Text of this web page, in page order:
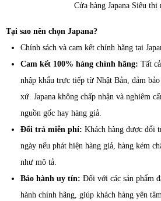
Cửa hàng Japana Siêu thị
Tại sao nên chọn Japana?
Chính sách và cam kết chính hãng tại
Cam kết 100% hàng chính hãng: Tất
nhập khẩu trực tiếp từ Nhật Bản, đảm
xứ. Japana không chấp nhận và nghiêm
nguồn gốc hay hàng giả.
Đổi trả miễn phí: Khách hàng được đổi
ngày nếu phát hiện hàng giả, hàng kém
như mô tả.
Bảo hành uy tín: Đối với các sản phẩm
hành chính hãng, giúp khách hàng yên